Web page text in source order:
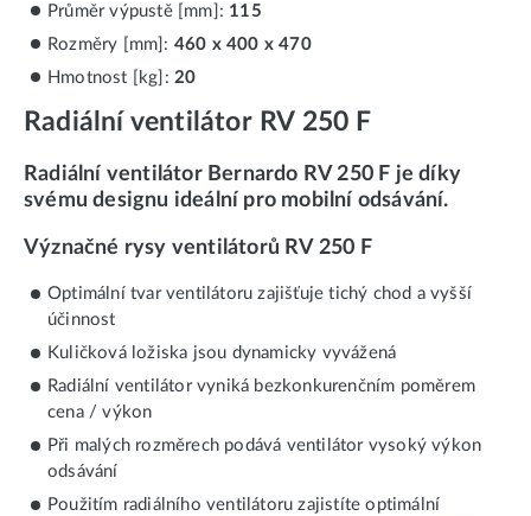
Průměr výpustě [mm]: 115
Rozměry [mm]: 460 x 400 x 470
Hmotnost [kg]: 20
Radiální ventilátor RV 250 F
Radiální ventilátor Bernardo RV 250 F je díky
svému designu ideální pro mobilní odsávání.
Význačné rysy ventilátorů RV 250 F
Optimální tvar ventilátoru zajišťuje tichý chod a vyšší
účinnost
Kuličková ložiska jsou dynamicky vyvážená
Radiální ventilátor vyniká bezkonkurenčním poměrem
cena / výkon
Při malých rozměrech podává ventilátor vysoký výkon
odsávání
Použitím radiálního ventilátoru zajistíte optimální